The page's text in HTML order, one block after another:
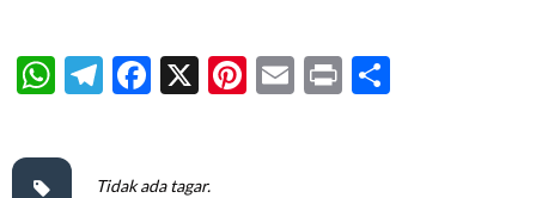
WhatsApp
Telegram
Facebook
X Pinterest
Email
Print
Tidak ada tagar.